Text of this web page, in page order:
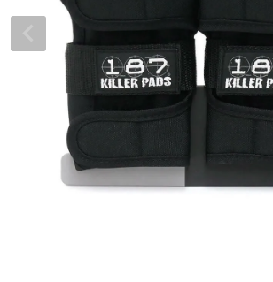
8.0inch
ボーンズ XF（エックスフォーミュラ）
ボーンズ STF（エスティーエフ）
パウエルペラルタ DF（ドラゴンフォー
ソフトウィール（クルーザー）
デッキテープ
ボルト
パーツ・その他
足回りセット（トラック・ウィールセッ
25.5cm
シューレース・その他
パンツ
ショーツ
長袖ボタンシャツ
7分袖シャツ・ラグラン
スケートパーク情報
プライバシーポリシー
特定商取引法に基づく表記